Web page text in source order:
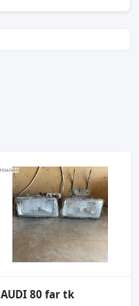
AUDI 80 far tk